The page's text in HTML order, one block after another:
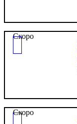
Скоро
Скоро